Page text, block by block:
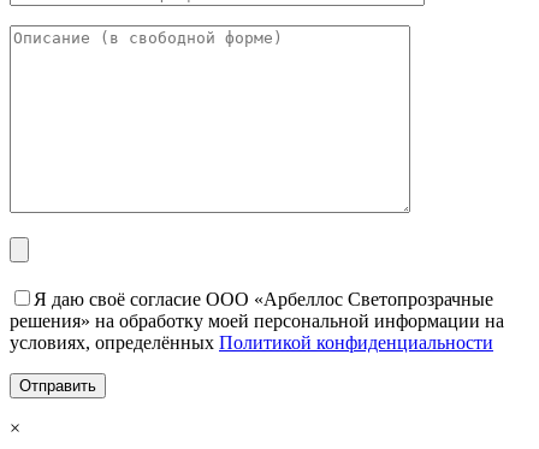
Я даю своё согласие ООО «Арбеллос Светопрозрачные
решения» на обработку моей персональной информации на
условиях, определённых Политикой конфиденциальности
×